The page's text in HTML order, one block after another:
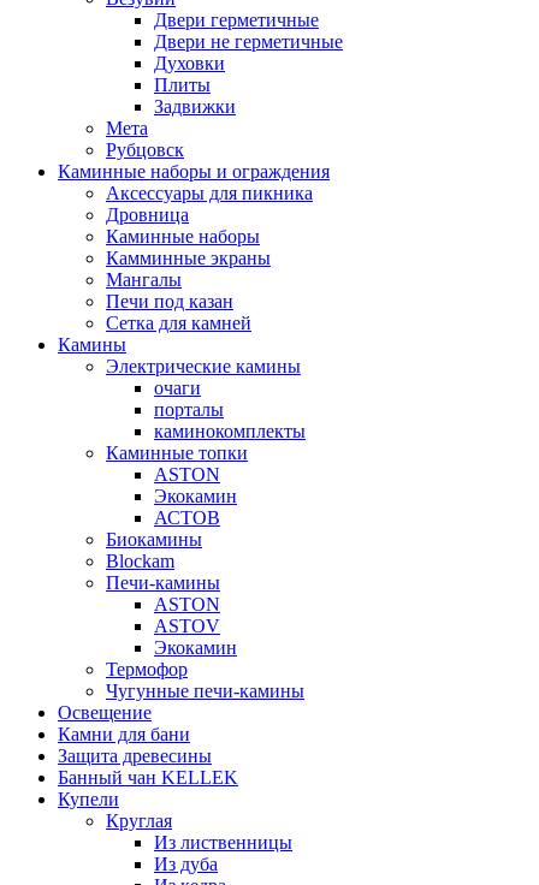
Двери герметичные
Двери не герметичные
Духовки
Плиты
Задвижки
Мета
Рубцовск
Каминные наборы и ограждения
Аксессуары для пикника
Дровница
Каминные наборы
Камминные экраны
Мангалы
Печи под казан
Сетка для камней
Камины
Электрические камины
очаги
порталы
каминокомплекты
Каминные топки
ASTON
Экокамин
АСТОВ
Биокамины
Blockam
Печи-камины
ASTON
АSTOV
Экокамин
Термофор
Чугунные печи-камины
Освещение
Камни для бани
Защита древесины
Банный чан KELLEK
Купели
Круглая
Из лиственницы
Из дуба